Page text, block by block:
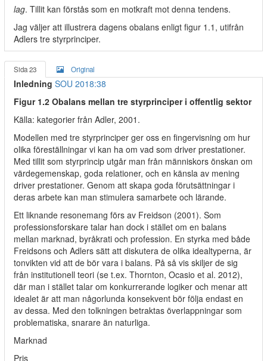
lag. Tillit kan förstås som en motkraft mot denna tendens.
Jag väljer att illustrera dagens obalans enligt figur 1.1, utifrån
Adlers tre styrprinciper.
Sida 23 Original
Inledning SOU 2018:38
Figur 1.2 Obalans mellan tre styrprinciper i offentlig sektor
Källa: kategorier från Adler, 2001.
Modellen med tre styrprinciper ger oss en fingervisning om hur
olika föreställningar vi kan ha om vad som driver prestationer.
Med tillit som styrprincip utgår man från människors önskan om
värdegemenskap, goda relationer, och en känsla av mening
driver prestationer. Genom att skapa goda förutsättningar i
deras arbete kan man stimulera samarbete och lärande.
Ett liknande resonemang förs av Freidson (2001). Som
professionsforskare talar han dock i stället om en balans
mellan marknad, byråkrati och profession. En styrka med både
Freidsons och Adlers sätt att diskutera de olika idealtyperna, är
tonvikten vid att de bör vara i balans. På så vis skiljer de sig
från institutionell teori (se t.ex. Thornton, Ocasio et al. 2012),
där man i stället talar om konkurrerande logiker och menar att
idealet är att man någorlunda konsekvent bör följa endast en
av dessa. Med den tolkningen betraktas överlappningar som
problematiska, snarare än naturliga.
Marknad
Pris